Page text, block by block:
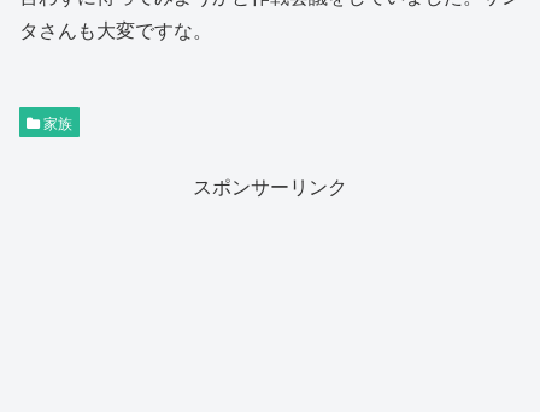
タさんも大変ですな。
家族
スポンサーリンク